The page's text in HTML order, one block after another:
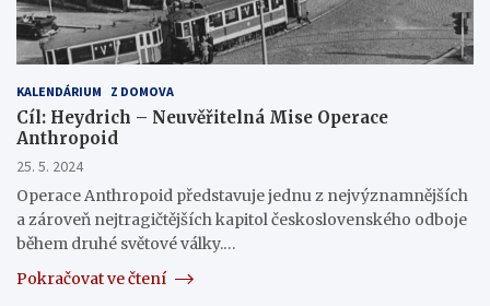
KALENDÁRIUM Z DOMOVA
Cíl: Heydrich – Neuvěřitelná Mise Operace
Anthropoid
25. 5. 2024
Operace Anthropoid představuje jednu z nejvýznamnějších
a zároveň nejtragičtějších kapitol československého odboje
během druhé světové války.…
Pokračovat ve čtení